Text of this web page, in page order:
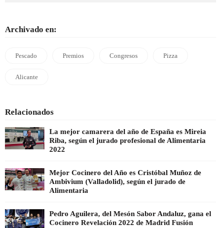
Archivado en:
Pescado Premios Congresos Pizza
Alicante
Relacionados
La mejor camarera del año de España es Mireia
Riba, según el jurado profesional de Alimentaria
2022
Mejor Cocinero del Año es Cristóbal Muñoz de
Ambivium (Valladolid), según el jurado de
Alimentaria
Pedro Aguilera, del Mesón Sabor Andaluz, gana el
Cocinero Revelación 2022 de Madrid Fusión